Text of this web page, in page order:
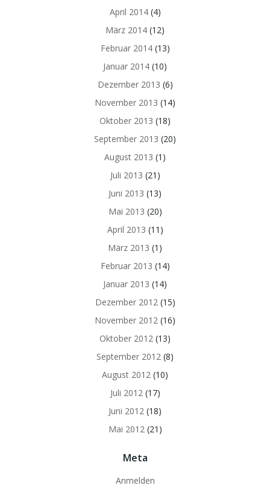
April 2014(4)
März 2014 (12)
Februar 2014(13)
Januar 2014 (10)
Dezember 2013 (6)
November 2013 (14)
Oktober 2013 (18)
September 2013 (20)
August 2013 (1)
Juli 2013 (21)
Juni 2013 (13)
Mai 2013 (20)
April 2013 (11)
März 2013 (1)
Februar 2013 (14)
Januar 2013 (14)
Dezember 2012 (15)
November 2012 (16)
Oktober 2012 (13)
September 2012 (8)
August 2012 (10)
Juli 2012 (17)
Juni 2012 (18)
Mai 2012 (21)
Meta
Anmelden